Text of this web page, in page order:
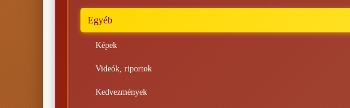
Egyéb
Képek
Videók, riportok
Kedvezmények